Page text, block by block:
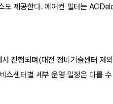
도 제공한다. 에어컨 필터는
진행되며(대전 정비기술센터 제
스센터별 세부 운영 일정은 다를